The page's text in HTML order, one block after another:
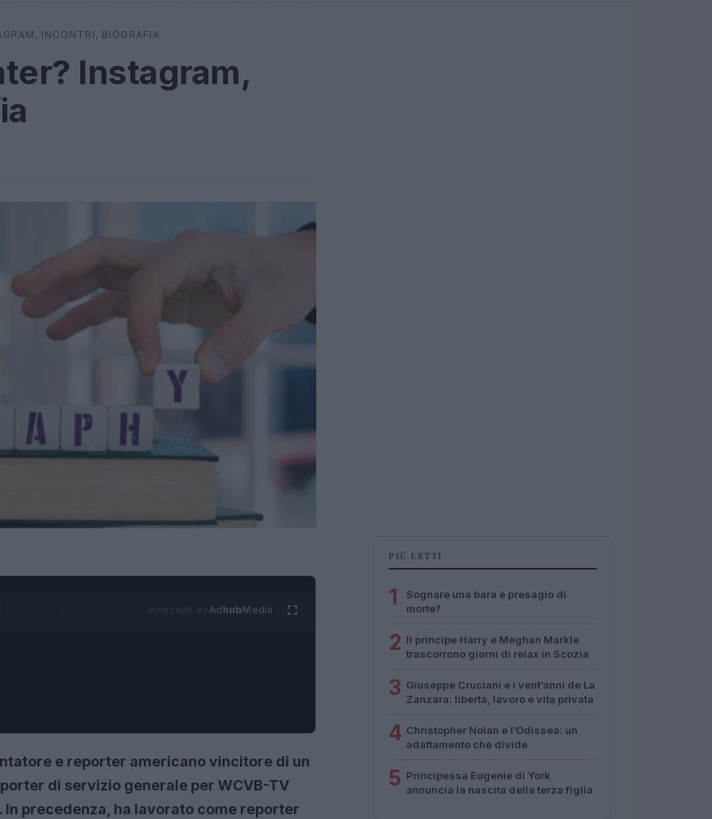
INCONTRI, BIOGRAFIA
Instagram,
AdhubMedia
e reporter americano vincitore di un
di servizio generale per WCVB-TV
In precedenza, ha lavorato come reporter
PIÙ LETTI
1
Sognare una bara è presagio di
morte?
2 Il principe Harry e Meghan Markle
trascorrono giorni di relax in Scozia
3 Giuseppe Cruciani e i vent’anni de La
Zanzara: libertà, lavoro e vita privata
4 Christopher Nolan e l’Odissea: un
adattamento che divide
5 Principessa Eugenie di York
annuncia la nascita della terza figlia